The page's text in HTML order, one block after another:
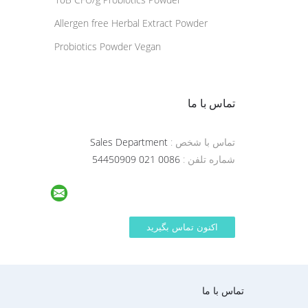
Allergen free Herbal Extract Powder
Probiotics Powder Vegan
تماس با ما
تماس با شخص :
شماره تلفن :
تماس با ما